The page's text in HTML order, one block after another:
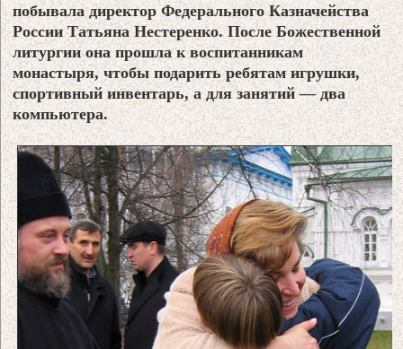
побывала директор Федерального Казначейства
России Татьяна Нестеренко. После Божественной
литургии она прошла к воспитанникам
монастыря, чтобы подарить ребятам игрушки,
спортивный инвентарь, а для занятий — два
компьютера.